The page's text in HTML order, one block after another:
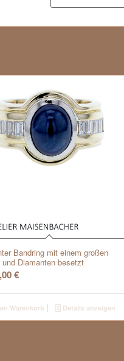
Bandring mit einem großen
und Diamanten besetzt
€
Warenkorb Details anzeigen